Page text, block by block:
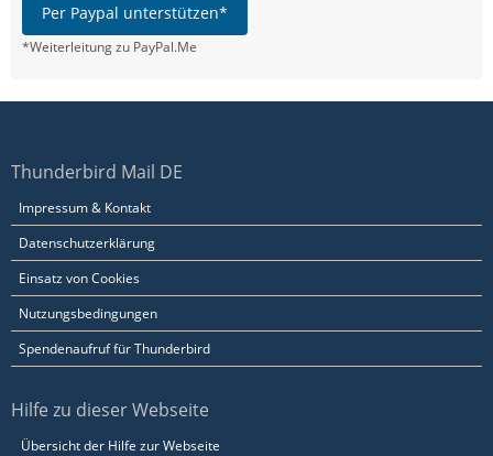
Per Paypal unterstützen*
*Weiterleitung zu PayPal.Me
Thunderbird Mail DE
Impressum & Kontakt
Datenschutzerklärung
Einsatz von Cookies
Nutzungsbedingungen
Spendenaufruf für Thunderbird
Hilfe zu dieser Webseite
Übersicht der Hilfe zur Webseite